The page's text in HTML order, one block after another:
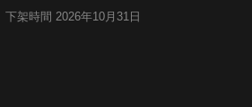
下架時間 2026年10月31日